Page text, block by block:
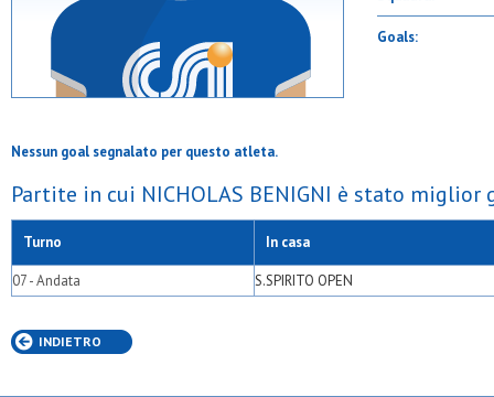
Goals:
Nessun goal segnalato per questo atleta.
Partite in cui NICHOLAS BENIGNI è stato miglior
Turno In casa
07 - Andata S.SPIRITO OPEN
INDIETRO